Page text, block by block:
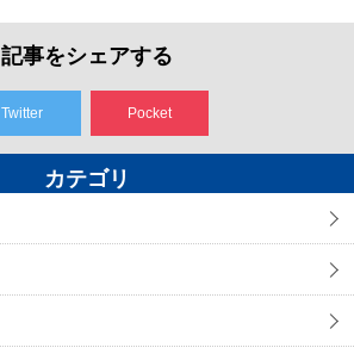
記事をシェアする
Twitter Pocket
カテゴリ